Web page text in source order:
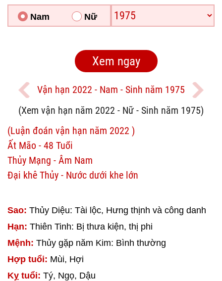
Nam Nữ
Vận hạn 2022 - Nam - Sinh năm 1975
(Xem vận hạn năm 2022 - Nữ - Sinh năm 1975)
(Luận đoán vận hạn năm 2022 )
Ất Mão - 48 Tuổi
Thủy Mạng - Âm Nam
Đại khê Thủy - Nước dưới khe lớn
Sao: Thủy Diệu: Tài lộc, Hưng thịnh và công danh
Hạn: Thiên Tinh: Bị thưa kiện, thị phi
Mệnh: Thủy gặp năm Kim: Bình thường
Hợp tuổi: Mùi, Hợi
Kỵ tuổi: Tý, Ngọ, Dậu